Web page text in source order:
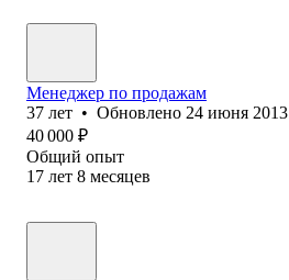
Менеджер по продажам
37 лет • Обновлено 24 июня 2013
40 000 ₽
Общий опыт
17 лет 8 месяцев